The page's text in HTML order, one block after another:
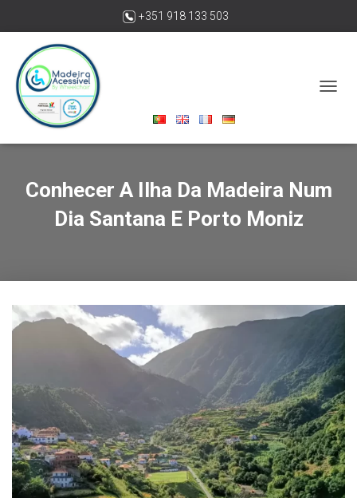
+351 918 133 503
madeiraacessivelbywheelchair@gmail.com
E
A
E
A
O
Conhecer A Ilha Da Madeira Num
Dia Santana E Porto Moniz